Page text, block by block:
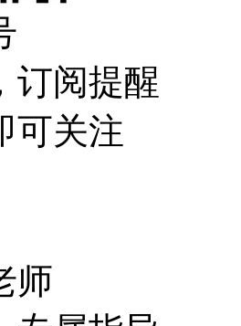
订阅提醒
可关注
师